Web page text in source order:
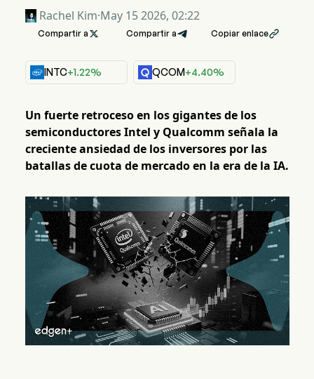
Rachel Kim·May 15 2026, 02:22
Compartir a  Compartir a Copiar enlace
INTC+1.22% QCOM+4.40%
Un fuerte retroceso en los gigantes de los
semiconductores Intel y Qualcomm señala la
creciente ansiedad de los inversores por las
batallas de cuota de mercado en la era de la IA.